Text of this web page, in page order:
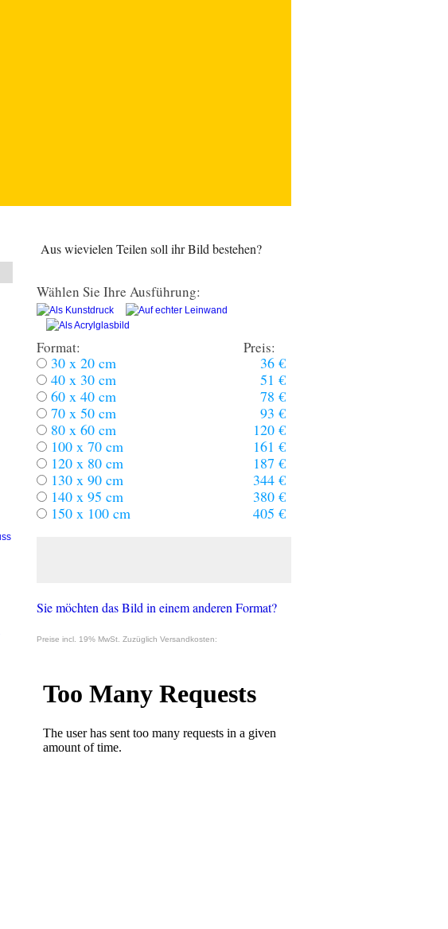
Aus wievielen Teilen soll ihr Bild bestehen?
Wählen Sie Ihre Ausführung:
Format: Preis:
30 x 20 cm
36 €
40 x 30 cm
51 €
60 x 40 cm
78 €
70 x 50 cm
93 €
80 x 60 cm
120 €
100 x 70 cm
161 €
120 x 80 cm
187 €
130 x 90 cm
344 €
140 x 95 cm
380 €
150 x 100 cm
405 €
Sie möchten das Bild in einem anderen Format?
Preise incl. 19% MwSt. Zuzüglich Versandkosten: